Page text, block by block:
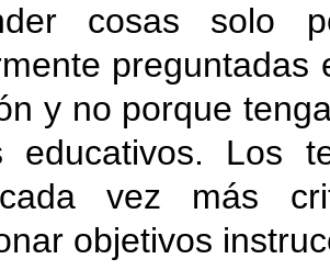
cosas solo
y no porque
educativos. Los
vez más
objetivos